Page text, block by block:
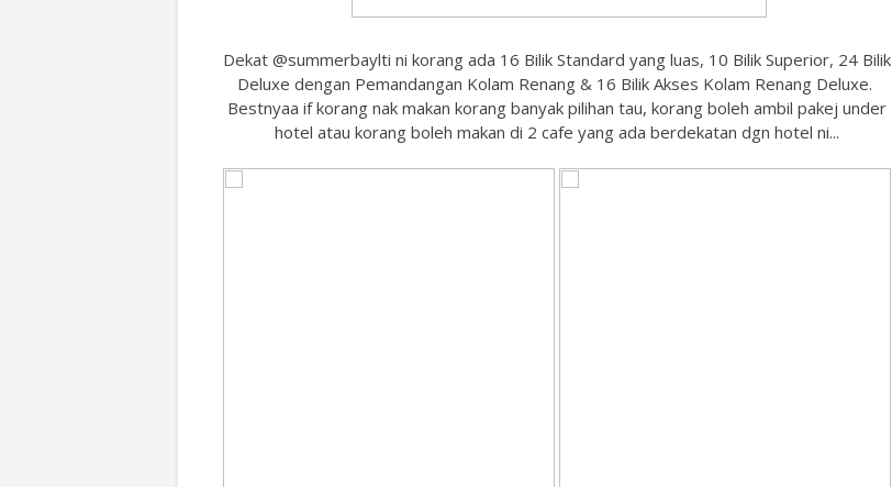
Dekat @summerbaylti ni korang ada 16 Bilik Standard yang luas, 10 Bilik Superior, 24 Bilik
Deluxe dengan Pemandangan Kolam Renang & 16 Bilik Akses Kolam Renang Deluxe.
Bestnyaa if korang nak makan korang banyak pilihan tau, korang boleh ambil pakej under
hotel atau korang boleh makan di 2 cafe yang ada berdekatan dgn hotel ni...